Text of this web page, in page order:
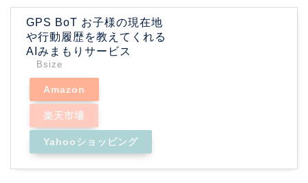
GPS BoT お子様の現在地
や行動履歴を教えてくれる
AIみまもりサービス
Bsize
Amazon
楽天市場
Yahooショッピング